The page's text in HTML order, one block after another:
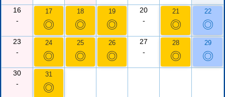
16
-
17
◎
18
◎
19
◎
20
-
21
◎
22
◎
23
-
24
◎
25
◎
26
◎
27
-
28
◎
29
◎
30
-
31
◎